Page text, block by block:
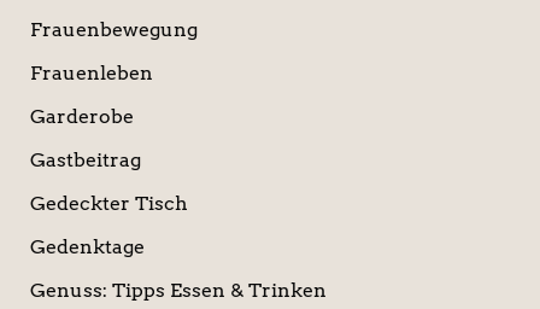
Frauenbewegung
Frauenleben
Garderobe
Gastbeitrag
Gedeckter Tisch
Gedenktage
Genuss: Tipps Essen & Trinken